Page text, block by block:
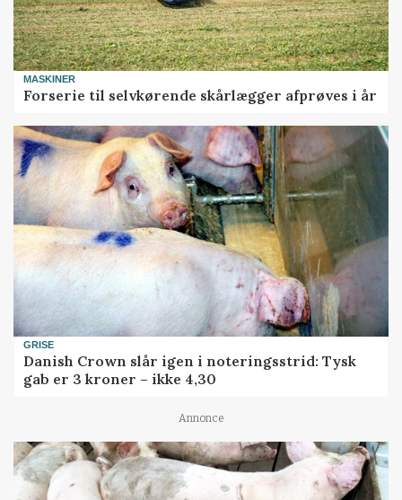
MASKINER
Forserie til selvkørende skårlægger afprøves i år
GRISE
Danish Crown slår igen i noteringsstrid: Tysk
gab er 3 kroner – ikke 4,30
Annonce